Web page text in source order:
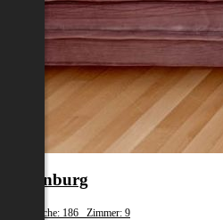
Judenburg
Wohnfläche: 186 Zimmer: 9